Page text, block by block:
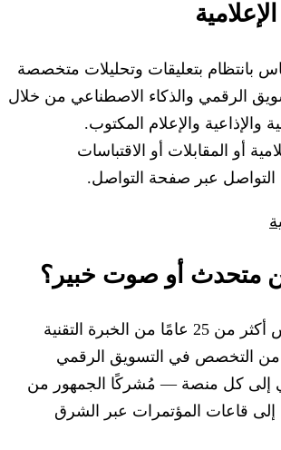
بتعليقات وتحليلات متخصصة
الرقمي والذكاء الاصطناعي من خلال
والإذاعية والإعلام المكتوب.
أو المقابلات أو الاقتباسات
عبر صفحة التواصل.
متحدث أو صوت خبير؟
يقدّم جودت شماس أكثر من 25 عامًا من الخبرة التقنية
من 25 عامًا من التخصص في التسويق الرقمي
إلى كل منصة — مُشركًا الجمهور من
إلى قاعات المؤتمرات عبر الشرق